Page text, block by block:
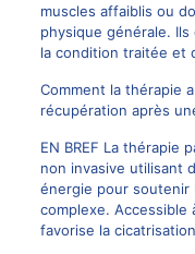
muscles affaiblis ou
physique générale.
la condition traitée et
Comment la thérapie
récupération après
EN BREF La thérapie
non invasive utilisant
énergie pour soutenir
complexe.
favorise la